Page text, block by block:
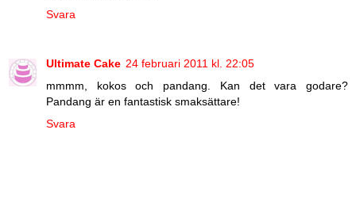
Svara
Ultimate Cake 24 februari 2011 kl. 22:05
mmmm, kokos och pandang. Kan det vara godare?
Pandang är en fantastisk smaksättare!
Svara